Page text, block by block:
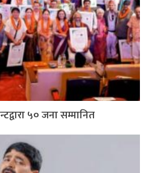
५० जना सम्मानित